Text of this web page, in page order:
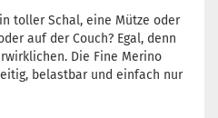
toller Schal, eine Mütze oder
auf der Couch? Egal, denn
Die Fine Merino
belastbar und einfach nur